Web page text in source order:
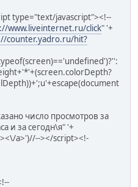
type="text/javascript"><!--
www.liveinternet.ru/click" '+
counter.yadro.ru/hit?
число просмотров за
и за сегодн\я" '+
a>')//--></script><!-